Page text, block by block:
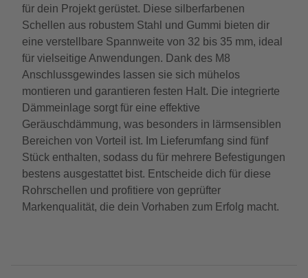
für dein Projekt gerüstet. Diese silberfarbenen
Schellen aus robustem Stahl und Gummi bieten dir
eine verstellbare Spannweite von 32 bis 35 mm, ideal
für vielseitige Anwendungen. Dank des M8
Anschlussgewindes lassen sie sich mühelos
montieren und garantieren festen Halt. Die integrierte
Dämmeinlage sorgt für eine effektive
Geräuschdämmung, was besonders in lärmsensiblen
Bereichen von Vorteil ist. Im Lieferumfang sind fünf
Stück enthalten, sodass du für mehrere Befestigungen
bestens ausgestattet bist. Entscheide dich für diese
Rohrschellen und profitiere von geprüfter
Markenqualität, die dein Vorhaben zum Erfolg macht.